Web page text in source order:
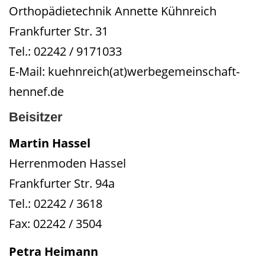
Orthopädietechnik Annette Kühnreich
Frankfurter Str. 31
Tel.: 02242 / 9171033
E-Mail: kuehnreich(at)werbegemeinschaft-
hennef.de
Beisitzer
Martin Hassel
Herrenmoden Hassel
Frankfurter Str. 94a
Tel.: 02242 / 3618
Fax: 02242 / 3504
Petra Heimann